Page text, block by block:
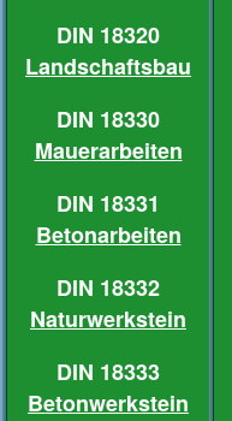
DIN 18320
Landschaftsbau
DIN 18330
Mauerarbeiten
DIN 18331
Betonarbeiten
DIN 18332
Naturwerkstein
DIN 18333
Betonwerkstein